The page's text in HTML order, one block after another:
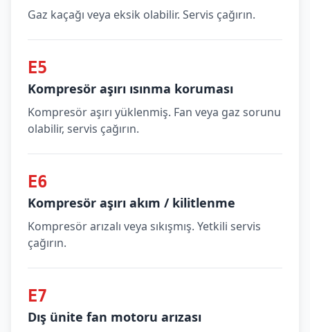
Gaz kaçağı veya eksik olabilir. Servis çağırın.
E5
Kompresör aşırı ısınma koruması
Kompresör aşırı yüklenmiş. Fan veya gaz sorunu
olabilir, servis çağırın.
E6
Kompresör aşırı akım / kilitlenme
Kompresör arızalı veya sıkışmış. Yetkili servis
çağırın.
E7
Dış ünite fan motoru arızası